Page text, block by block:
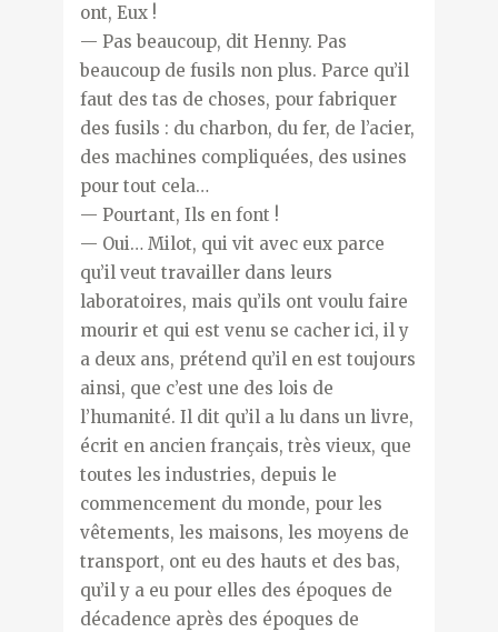
ont, Eux !
— Pas beaucoup, dit Henny. Pas
beaucoup de fusils non plus. Parce qu’il
faut des tas de choses, pour fabriquer
des fusils : du charbon, du fer, de l’acier,
des machines compliquées, des usines
pour tout cela…
— Pourtant, Ils en font !
— Oui… Milot, qui vit avec eux parce
qu’il veut travailler dans leurs
laboratoires, mais qu’ils ont voulu faire
mourir et qui est venu se cacher ici, il y
a deux ans, prétend qu’il en est toujours
ainsi, que c’est une des lois de
l’humanité. Il dit qu’il a lu dans un livre,
écrit en ancien français, très vieux, que
toutes les industries, depuis le
commencement du monde, pour les
vêtements, les maisons, les moyens de
transport, ont eu des hauts et des bas,
qu’il y a eu pour elles des époques de
décadence après des époques de